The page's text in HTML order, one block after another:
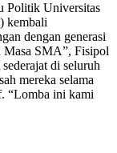
Politik Universitas
kembali
dengan generasi
Masa SMA”, Fisipol
di seluruh
mereka selama
“Lomba ini kami